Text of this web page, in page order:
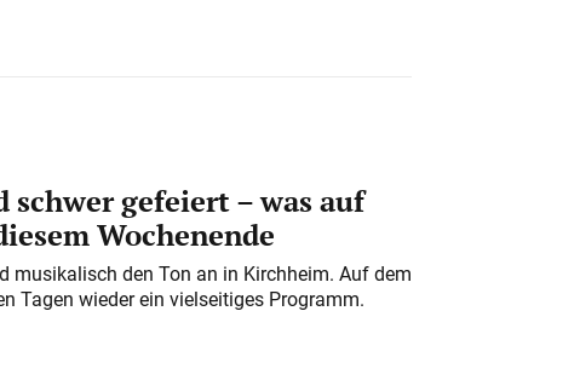
gefeiert – was auf
Wochenende
musikalisch den Ton an in Kirchheim. Auf dem
Tagen wieder ein vielseitiges Programm.